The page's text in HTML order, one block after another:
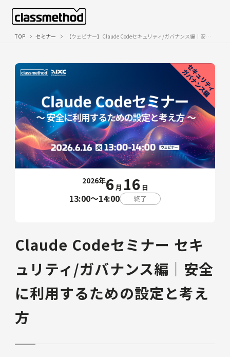
TOP セミナー 【ウェビナー】Claude Codeセキュリティ/ガバナンス編｜安全に利用するための設定と考え方
2026年6月 16 日
13:00〜14:00 終了
Claude Codeセミナー セキ
ュリティ/ガバナンス編｜安全
に利用するための設定と考え
方